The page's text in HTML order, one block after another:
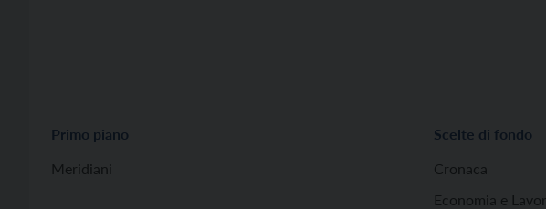
Primo piano
Meridiani
Scelte di fondo
Cronaca
Economia e